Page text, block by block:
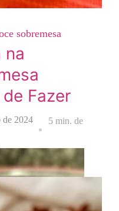
sobremesa
na
Fazer
de 2024
5 min. de